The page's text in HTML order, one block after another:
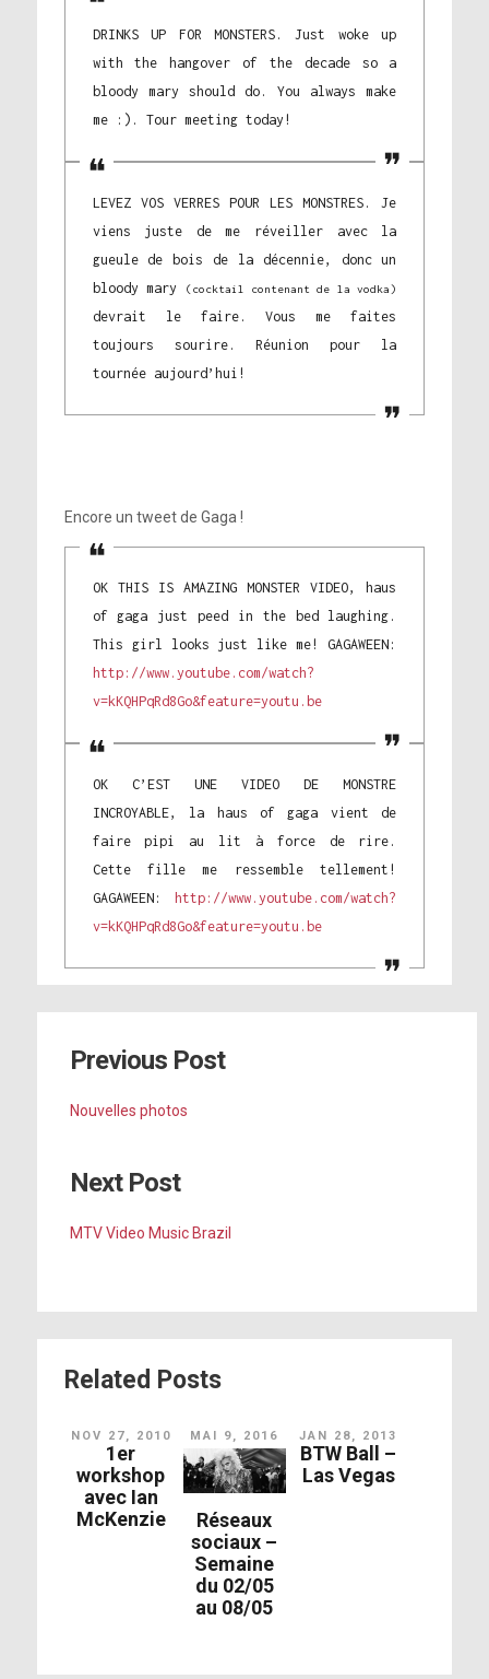
DRINKS UP FOR MONSTERS. Just woke up
with the hangover of the decade so a
bloody mary should do. You always make
me :). Tour meeting today!
LEVEZ VOS VERRES POUR LES MONSTRES. Je
viens juste de me réveiller avec la
gueule de bois de la décennie, donc un
bloody mary
(cocktail contenant de la vodka)
devrait le faire. Vous me faites
toujours sourire. Réunion pour la
tournée aujourd’hui!
Encore un tweet de Gaga !
OK THIS IS AMAZING MONSTER VIDEO, haus
of gaga just peed in the bed laughing.
This girl looks just like me! GAGAWEEN:
http://www.youtube.com/watch?
v=kKQHPqRd8Go&feature=youtu.be
OK C’EST UNE VIDEO DE MONSTRE
INCROYABLE, la haus of gaga vient de
faire pipi au lit à force de rire.
Cette fille me ressemble tellement!
GAGAWEEN:
http://www.youtube.com/watch?
v=kKQHPqRd8Go&feature=youtu.be
Previous Post
Nouvelles photos
Next Post
MTV Video Music Brazil
Related Posts
NOV 27, 2010
1er
workshop
avec Ian
McKenzie
MAI 9, 2016
Réseaux
sociaux –
Semaine
du 02/05
au 08/05
JAN 28, 2013
BTW Ball –
Las Vegas